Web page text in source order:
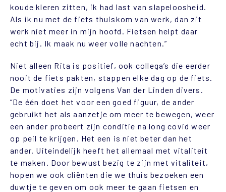
koude kleren zitten, ik had last van slapeloosheid.
Als ik nu met de fiets thuiskom van werk, dan zit
werk niet meer in mijn hoofd. Fietsen helpt daar
echt bij. Ik maak nu weer volle nachten.”
Niet alleen Rita is positief, ook collega’s die eerder
nooit de fiets pakten, stappen elke dag op de fiets.
De motivaties zijn volgens Van der Linden divers.
“De één doet het voor een goed figuur, de ander
gebruikt het als aanzetje om meer te bewegen, weer
een ander probeert zijn conditie na long covid weer
op peil te krijgen. Het een is niet beter dan het
ander. Uiteindelijk heeft het allemaal met vitaliteit
te maken. Door bewust bezig te zijn met vitaliteit,
hopen we ook cliënten die we thuis bezoeken een
duwtje te geven om ook meer te gaan fietsen en